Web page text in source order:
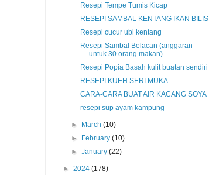
Resepi Tempe Tumis Kicap
RESEPI SAMBAL KENTANG IKAN BILIS
Resepi cucur ubi kentang
Resepi Sambal Belacan (anggaran
untuk 30 orang makan)
Resepi Popia Basah kulit buatan sendiri
RESEPI KUEH SERI MUKA
CARA-CARA BUAT AIR KACANG SOYA
resepi sup ayam kampung
► March(10)
►
February(10)
►January(22)
► 2024 (178)